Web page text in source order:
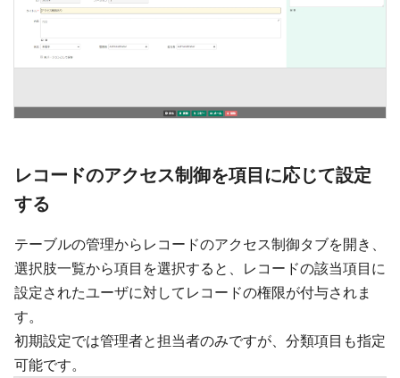
レコードのアクセス制御を項目に応じて設定
する
テーブルの管理からレコードのアクセス制御タブを開き、
選択肢一覧から項目を選択すると、レコードの該当項目に
設定されたユーザに対してレコードの権限が付与されま
す。
初期設定では管理者と担当者のみですが、分類項目も指定
可能です。